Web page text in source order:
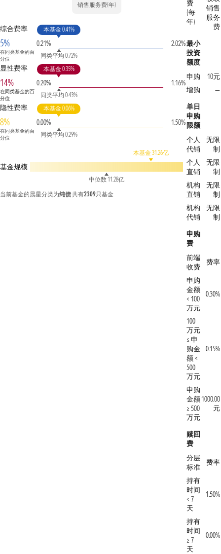
销售服务费(年)
综合费率
5%
在同类基金的百
分位
0.21%
本基金 0.41%
同类平均 0.72%
2.02%
显性费率
14%
在同类基金的百
分位
0.20%
本基金 0.35%
同类平均 0.43%
1.16%
隐性费率
8%
在同类基金的百
分位
0.00%
本基金 0.06%
同类平均 0.29%
1.50%
基金规模
本基金 31.26亿
中位数 11.28亿
当前基金的晨星分类为纯债共有2309只基金
费
(每
年)
销售
服务
费
最小
投资
额度
申购
10元
增购
—
单日
申购
限额
个人
代销
无限
制
个人
直销
无限
制
机构
直销
无限
制
机构
代销
无限
制
申购
费
前端
收费
费率
申购
金额
< 100
万元
0.30%
100
万元
≤ 申
购金
额 <
500
万元
0.15%
申购
金额
≥ 500
万元
1000.00
元
赎回
费
分层
标准
费率
持有
时间
< 7
天
1.50%
持有
时间
≥ 7
天
0.00%